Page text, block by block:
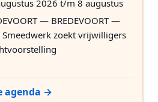
2026 t/m 8 augustus
— BREDEVOORT —
zoekt vrijwilligers
agenda →